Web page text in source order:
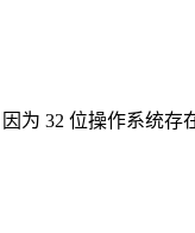
为 32 位操作系统